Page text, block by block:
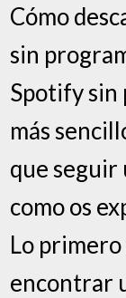
Cómo
sin
Spotify sin
más
que seguir
como os
Lo primero
encontrar